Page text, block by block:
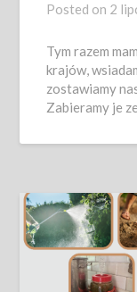
Posted on 2
Tym razem
krajów,
zostawiamy
Zabieramy je